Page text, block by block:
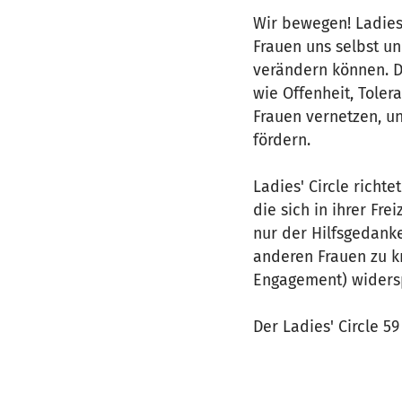
Wir bewegen!
Frauen uns selbst
verändern können.
wie Offenheit,
Frauen vernetzen,
fördern.
Ladies' Circle
die sich in ihrer
nur der
anderen Frauen zu
Engagement)
Der Ladies' Circle